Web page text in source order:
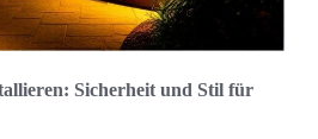
Sicherheit und Stil für